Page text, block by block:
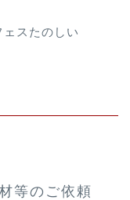
スたのしい
等のご依頼